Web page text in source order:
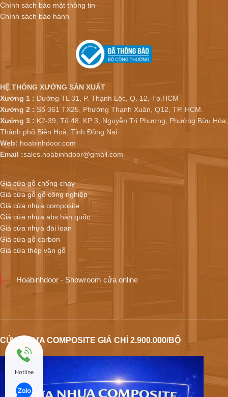
Chính sách bảo mật thông tin
Chính sách bảo hành
HỆ THỐNG XƯỞNG SẢN XUẤT
Xưởng 1 : Đường TL 31, P. Thạnh Lộc, Q. 12, Tp.HCM
Xưởng 2 : Số 361 TX25, Phường Thạnh Xuân, Q12, TP. HCM.
Xưởng 3 : K2-39, Tổ 48, KP 3, Nguyễn Tri Phương, Phường Bửu Hòa,
Thành phố Biên Hoà, Tỉnh Đồng Nai
Web: hoabinhdoor.com
Email :sales.hoabinhdoor@gmail.com
Giá cửa gỗ chống cháy
Giá cửa gỗ gỗ công nghiệp
Giá cửa nhựa composite
Giá cửa nhựa abs hàn quốc
Giá cửa nhựa đài loan
Giá cửa gỗ carbon
Giá cửa thép vân gỗ
Hoabinhdoor - Showroom cửa online
CỬA NHỰA COMPOSITE GIÁ CHỈ 2.900.000/BỘ
Hotline